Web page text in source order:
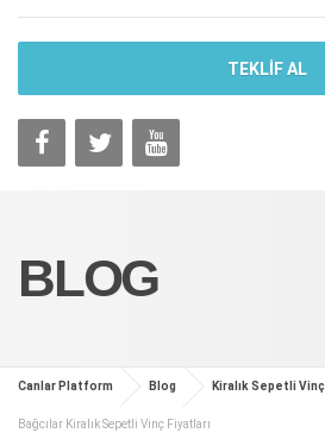
TEKLİF AL
BLOG
Canlar Platform Blog Kiralık Sepetli Vinç
Bağcılar Kiralık Sepetli Vinç Fiyatları